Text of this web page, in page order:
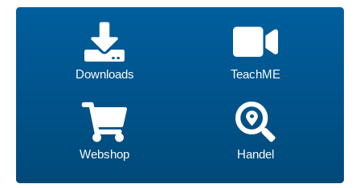
Downloads TeachME
Webshop Handel
Downloads TeachME
Webshop